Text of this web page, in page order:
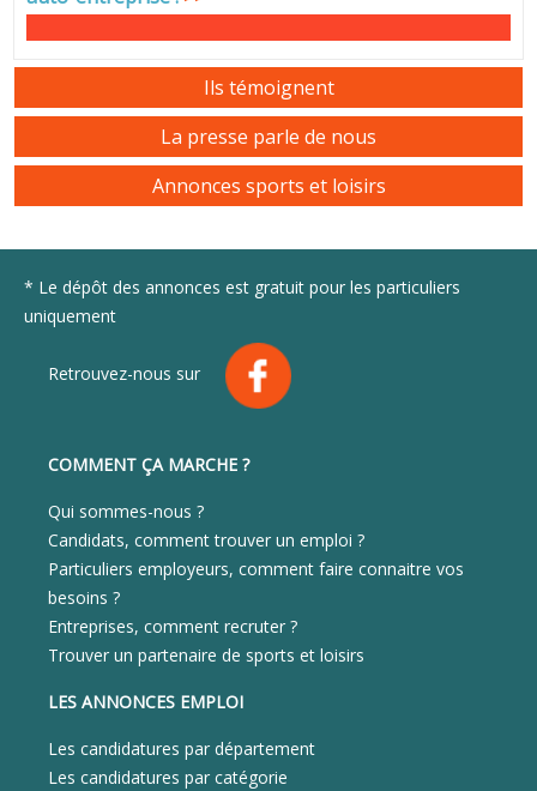
Ils témoignent
La presse parle de nous
Annonces sports et loisirs
* Le dépôt des annonces est gratuit pour les particuliers
uniquement
Retrouvez-nous sur
COMMENT ÇA MARCHE ?
Qui sommes-nous ?
Candidats, comment trouver un emploi ?
Particuliers employeurs, comment faire connaitre vos
besoins ?
Entreprises, comment recruter ?
Trouver un partenaire de sports et loisirs
LES ANNONCES EMPLOI
Les candidatures par département
Les candidatures par catégorie